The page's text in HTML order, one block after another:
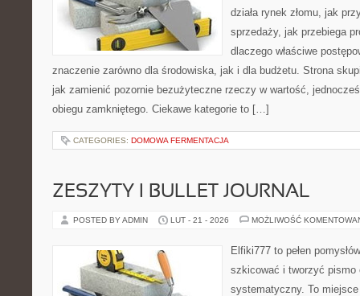
działa rynek złomu, jak
sprzedaży, jak przebiega
dlaczego właściwe
znaczenie zarówno dla środowiska, jak i dla budżetu. Strona
jak zamienić pozornie bezużyteczne rzeczy w wartość,
obiegu zamkniętego. Ciekawe kategorie to […]
CATEGORIES: DOMOWA FERMENTACJA
ZESZYTY I BULLET JOURNAL
POSTED BY ADMIN LUT - 21 - 2026 MOŻLIWOŚĆ
Elfiki777 to pełen
szkicować i tworzyć pismo
systematyczny. To